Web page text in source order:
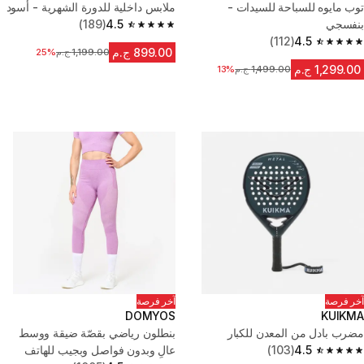
توب مايوه للسباحة للسيدات -
بنفسجي
4.5
4.5 out of 5 stars from 112 reviews
(112)
1,299.00 ج.م السعر قبل التخفيض
1,499.00 ج.م 13%
ملابس داخلية للدورة الشهرية - أسود
4.5
4.5 out of 5 stars from 189 reviews
(189)
899.00 ج.م السعر قبل التخفيض
1,199.00 ج.م 25%
آخر فرصة
KUIKMA
مضرب بادل من المعدن للكبار
4.5
4.5 out of 5 stars from 103 reviews
(103)
آخر فرصة
DOMYOS
بنطلون رياضي بقصّة ضيقة ووسط
عالٍ وبدون فواصل وبجيب للهاتف